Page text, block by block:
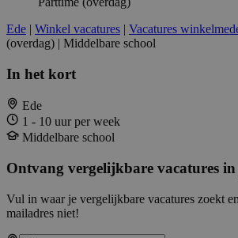
Ede | Winkel vacatures | Vacatures
(overdag) | Middelbare school
In het kort
Ede
1 - 10 uur per week
Middelbare school
Ontvang vergelijkbare vacatures
Vul in waar je vergelijkbare vacatures zoekt
mailadres niet!